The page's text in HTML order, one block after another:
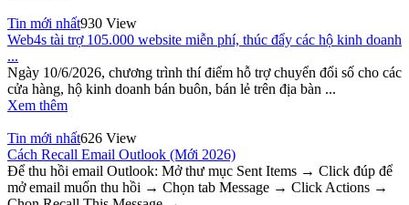
Tin mới nhất930 View
Web4s tài trợ 105.000 website miễn phí, thúc đẩy các hộ kinh doanh
...
Ngày 10/6/2026, chương trình thí điểm hỗ trợ chuyển đổi số cho các
cửa hàng, hộ kinh doanh bán buôn, bán lẻ trên địa bàn ...
Xem thêm
Tin mới nhất626 View
Cách Recall Email Outlook (Mới 2026)
Để thu hồi email Outlook: Mở thư mục Sent Items → Click đúp để
mở email muốn thu hồi → Chọn tab Message → Click Actions →